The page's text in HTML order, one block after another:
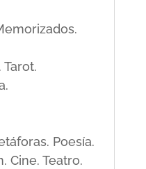
Poesía.
Cine. Teatro.